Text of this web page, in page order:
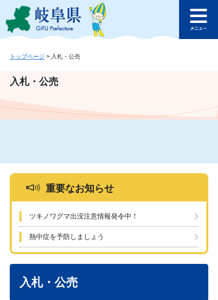
ジ
ュ
文
このページの本文へ
ュ
トップページ > 入札・公売
入札・公売
重要なお知らせ
ツキノワグマ出没注意情報発令中！
熱中症を予防しましょう
入札・公売